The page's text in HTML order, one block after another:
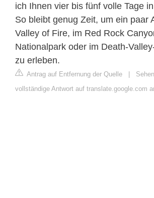
ich Ihnen vier bis fünf volle Tage
So bleibt genug Zeit, um ein paar
Valley of Fire, im Red Rock
Nationalpark oder im Death-
zu erleben.
Antrag auf Entfernung der Quelle |
vollständige Antwort auf translate.google.com